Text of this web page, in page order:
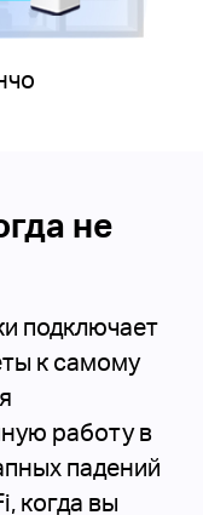
не
подключает
к самому
работу в
падений
когда вы